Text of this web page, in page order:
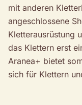
mit anderen
angeschlossene
Kletterausrüstung
das Klettern erst
Aranea+ bietet
sich für Klettern